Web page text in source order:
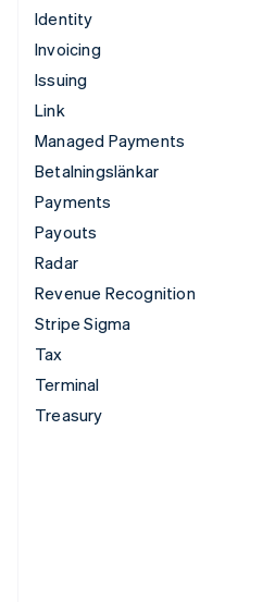
Identity
Invoicing
Issuing
Link
Managed Payments
Betalningslänkar
Payments
Payouts
Radar
Revenue Recognition
Stripe Sigma
Tax
Terminal
Treasury